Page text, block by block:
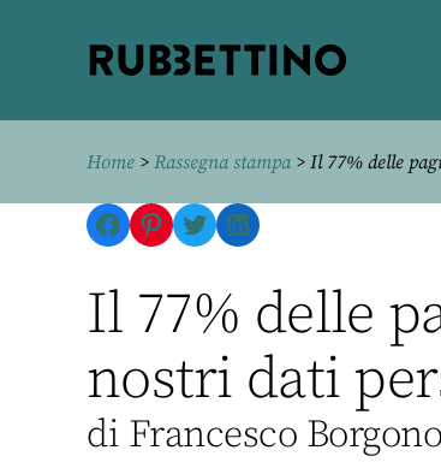
Home > Rassegna stampa> Il 77% delle
Facebook
Pinterest
TwitterLinkedIn
Il 77% delle
nostri dati
di Francesco